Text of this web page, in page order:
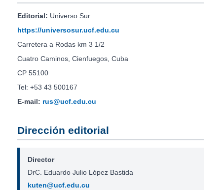
Editorial: Universo Sur
https://universosur.ucf.edu.cu
Carretera a Rodas km 3 1/2
Cuatro Caminos, Cienfuegos, Cuba
CP 55100
Tel: +53 43 500167
E-mail: rus@ucf.edu.cu
Dirección editorial
Director
DrC. Eduardo Julio López Bastida
kuten@ucf.edu.cu